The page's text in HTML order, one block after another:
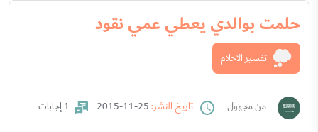
حلمت بوالدي يعطي عمي نقود
تفسير الاحلام
من مجهول تاريخ النشر: 1 إجابات